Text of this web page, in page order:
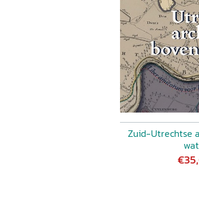
Zuid-Utrechtse